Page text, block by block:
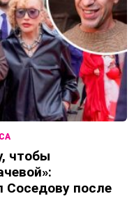
чтобы
Соседову после